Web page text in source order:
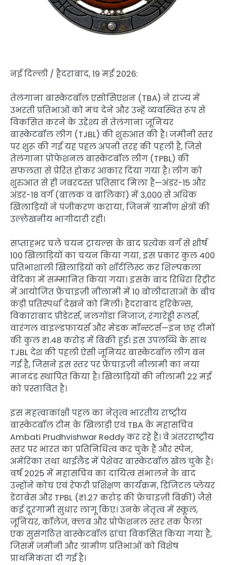
नई दिल्ली / हैदराबाद, 19 मई 2026:
तेलंगाना बास्केटबॉल एसोसिएशन (TBA) ने राज्य में
उभरती प्रतिभाओं को मंच देने और उन्हें व्यवस्थित रूप से
विकसित करने के उद्देश्य से तेलंगाना जूनियर
बास्केटबॉल लीग (TJBL) की शुरुआत की है। जमीनी स्तर
पर शुरू की गई यह पहल अपनी तरह की पहली है, जिसे
तेलंगाना प्रोफेशनल बास्केटबॉल लीग (TPBL) की
सफलता से प्रेरित होकर आकार दिया गया है। लीग को
शुरुआत से ही जबरदस्त प्रतिसाद मिला है—अंडर-15 और
अंडर-18 वर्ग (बालक व बालिका) में 3,000 से अधिक
खिलाड़ियों ने पंजीकरण कराया, जिनमें ग्रामीण क्षेत्रों की
उल्लेखनीय भागीदारी रही।
सप्ताहभर चले चयन ट्रायल्स के बाद प्रत्येक वर्ग से शीर्ष
100 खिलाड़ियों का चयन किया गया, इस प्रकार कुल 400
प्रतिभाशाली खिलाड़ियों को शॉर्टलिस्ट कर शिल्पकला
वेदिका में सम्मानित किया गया। इसके बाद रिधिरा रिट्रीट
में आयोजित फ्रेंचाइज़ी नीलामी में 10 बोलीदाताओं के बीच
कड़ी प्रतिस्पर्धा देखने को मिली। हैदराबाद हरिकेन्स,
विकाराबाद प्रीडेटर्स, नलगोंडा निंजाज, रंगारेड्डी रूलर्स,
वारंगल वाइल्डफायर्स और मेडक मॉन्स्टर्स—इन छह टीमों
की कुल ₹1.48 करोड़ में बिक्री हुई। इस उपलब्धि के साथ
TJBL देश की पहली ऐसी जूनियर बास्केटबॉल लीग बन
गई है, जिसने इस स्तर पर फ्रेंचाइज़ी नीलामी का नया
मानदंड स्थापित किया है। खिलाड़ियों की नीलामी 22 मई
को प्रस्तावित है।
इस महत्वाकांक्षी पहल का नेतृत्व भारतीय राष्ट्रीय
बास्केटबॉल टीम के खिलाड़ी एवं TBA के महासचिव
Ambati Prudhvishwar Reddy कर रहे हैं। वे अंतरराष्ट्रीय
स्तर पर भारत का प्रतिनिधित्व कर चुके हैं और स्पेन,
अमेरिका तथा थाईलैंड में पेशेवर बास्केटबॉल खेल चुके हैं।
वर्ष 2025 में महासचिव का दायित्व संभालने के बाद
उन्होंने कोच एवं रेफरी प्रशिक्षण कार्यक्रम, डिजिटल प्लेयर
डेटाबेस और TPBL (₹1.27 करोड़ की फ्रेंचाइज़ी बिक्री) जैसे
कई दूरगामी सुधार लागू किए। उनके नेतृत्व में स्कूल,
जूनियर, कॉलेज, क्लब और प्रोफेशनल स्तर तक फैला
एक सुसंगठित बास्केटबॉल ढांचा विकसित किया गया है,
जिसमें जमीनी और ग्रामीण प्रतिभाओं को विशेष
प्राथमिकता दी गई है।